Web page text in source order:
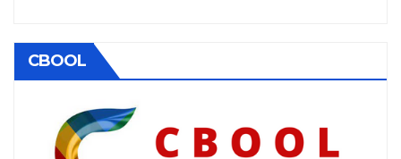
CBOOL